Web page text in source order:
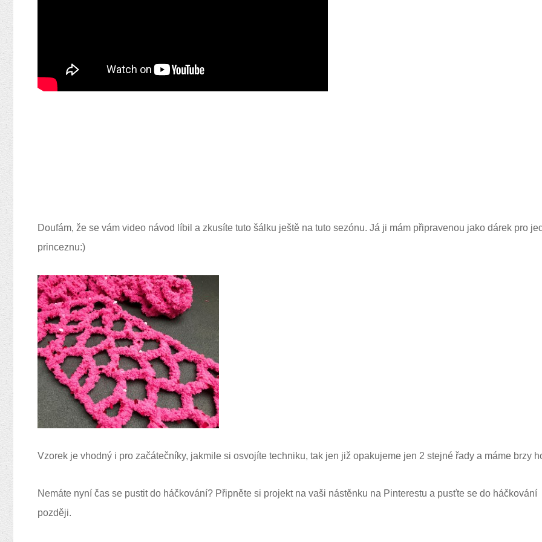
Doufám, že se vám video návod líbil a zkusíte tuto šálku ještě na tuto sezónu. Já ji mám připravenou jako dárek pro
princeznu:)
Vzorek je vhodný i pro začátečníky, jakmile si osvojíte techniku, tak jen již opakujeme jen 2 stejné řady a máme brzy
Nemáte nyní čas se pustit do háčkování? Připněte si projekt na vaši nástěnku na Pinterestu a pusťte se do háčkování
později.